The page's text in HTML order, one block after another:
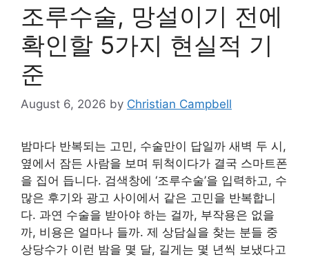
조루수술, 망설이기 전에
확인할 5가지 현실적 기
준
August 6, 2026 by Christian Campbell
밤마다 반복되는 고민, 수술만이 답일까 새벽 두 시,
옆에서 잠든 사람을 보며 뒤척이다가 결국 스마트폰
을 집어 듭니다. 검색창에 ‘조루수술’을 입력하고, 수
많은 후기와 광고 사이에서 같은 고민을 반복합니
다. 과연 수술을 받아야 하는 걸까, 부작용은 없을
까, 비용은 얼마나 들까. 제 상담실을 찾는 분들 중
상당수가 이런 밤을 몇 달, 길게는 몇 년씩 보냈다고